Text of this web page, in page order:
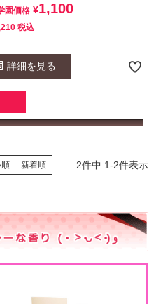
園価格 ¥1,100
税込
詳細を見る
新着順 2件中 1-2件表示